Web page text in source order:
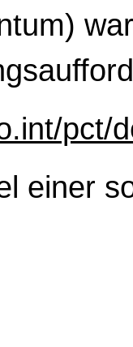
pct/
einer